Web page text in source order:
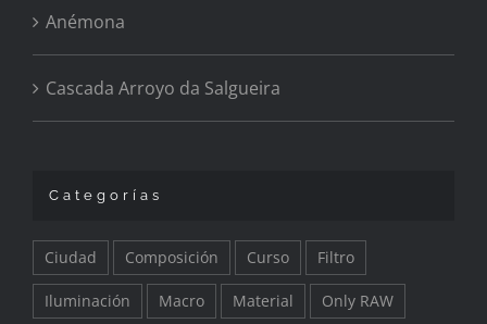
Anémona
Cascada Arroyo da Salgueira
Categorías
Ciudad Composición Curso Filtro
Iluminación Macro Material Only RAW